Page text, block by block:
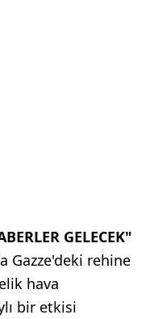
GELECEK"
Gazze'deki rehine
hava
bir etkisi